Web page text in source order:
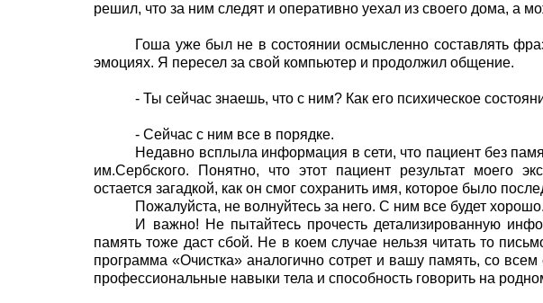
решил, что за ним следят и оперативно уехал из своего дома, а
Гоша уже был не в состоянии осмысленно составлять
эмоциях. Я пересел за свой компьютер и продолжил общение.
- Ты сейчас знаешь, что с ним? Как его психическое
- Сейчас с ним все в порядке.
Недавно всплыла информация в сети, что пациент без
им.Сербского. Понятно, что этот пациент результат моего
остается загадкой, как он смог сохранить имя, которое было
Пожалуйста, не волнуйтесь за него. С ним все будет
И важно! Не пытайтесь прочесть детализированную
память тоже даст сбой. Не в коем случае нельзя читать то
программа «Очистка» аналогично сотрет и вашу память, со
профессиональные навыки тела и способность говорить на